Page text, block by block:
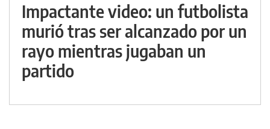
Impactante video: un futbolista
murió tras ser alcanzado por un
rayo mientras jugaban un
partido